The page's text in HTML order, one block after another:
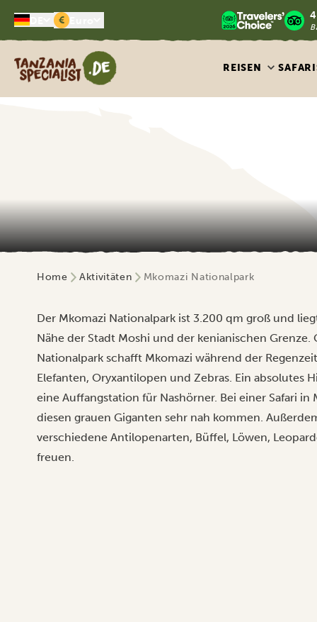
€
Tanzania Specialist
REISEN
Home Aktivitäten Mkomazi Nationalpark
Der Mkomazi Nationalpark ist 3.200 qm groß und
Nähe der Stadt Moshi und der kenianischen Grenze.
Nationalpark schafft Mkomazi während der
Elefanten, Oryxantilopen und Zebras. Ein absolutes
eine Auffangstation für Nashörner. Bei einer Safari in
diesen grauen Giganten sehr nah kommen.
verschiedene Antilopenarten, Büffel, Löwen,
freuen.